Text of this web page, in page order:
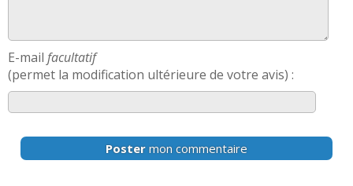
E-mail facultatif
(permet la modification ultérieure de votre avis) :
Poster mon commentaire